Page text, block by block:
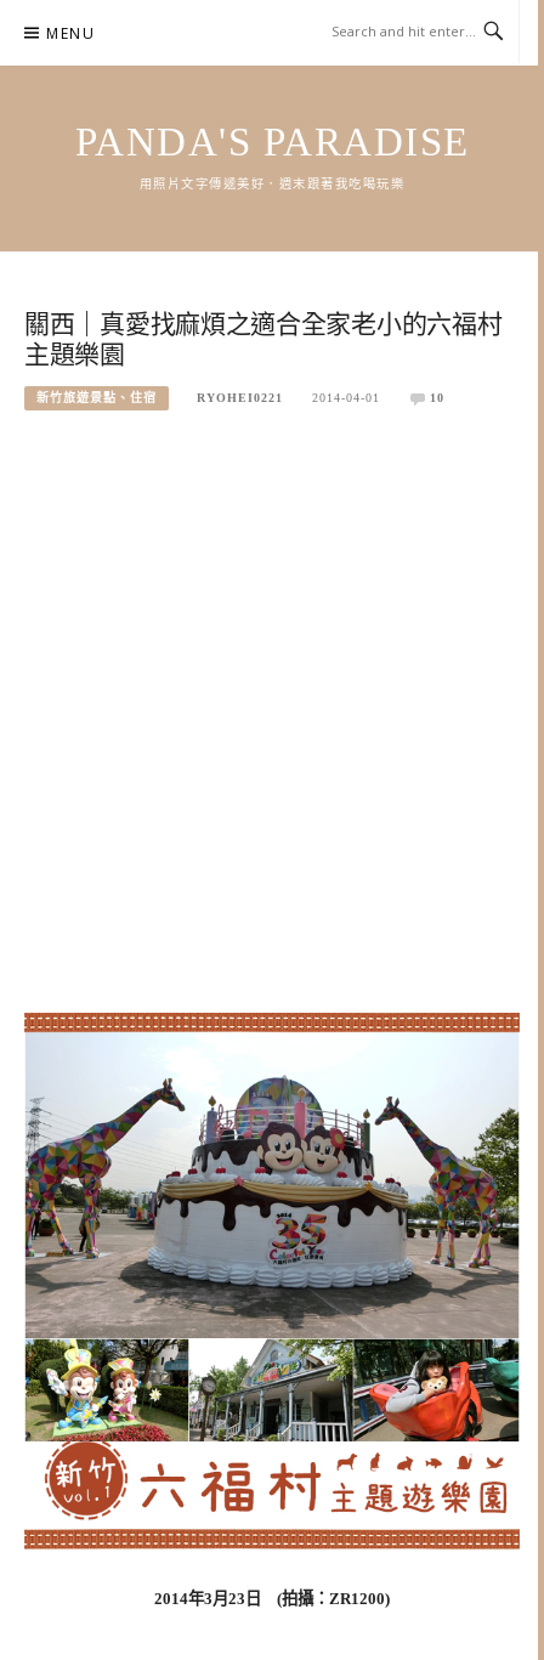
content
MENU
PANDA'S PARADISE
用照片文字傳遞美好．週末跟著我吃喝玩樂
關西｜真愛找麻煩之適合全家老小的六福村
主題樂園
新竹旅遊景點、住宿 RYOHEI0221 2014-04-01 10
2014年3月23日 (拍攝：ZR1200)